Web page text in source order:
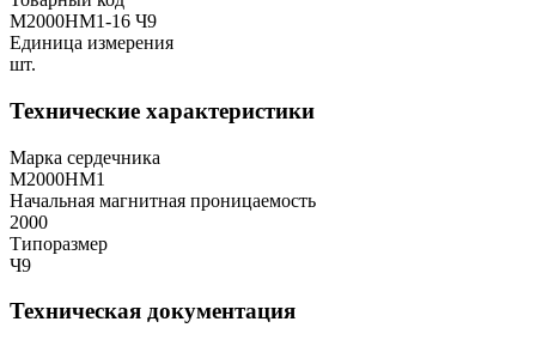
М2000НМ1-16 Ч9
Единица измерения
шт.
Технические характеристики
Марка сердечника
М2000НМ1
Начальная магнитная проницаемость
2000
Типоразмер
Ч9
Техническая документация